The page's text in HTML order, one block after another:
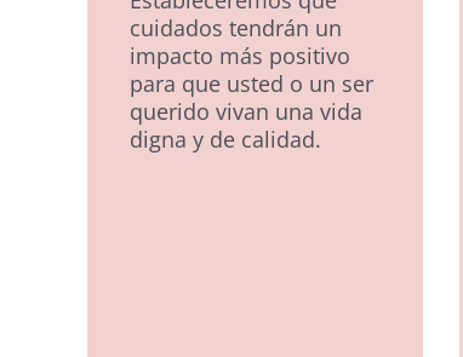
cuidados tendrán un
impacto más positivo
para que usted o un ser
querido vivan una vida
digna y de calidad.